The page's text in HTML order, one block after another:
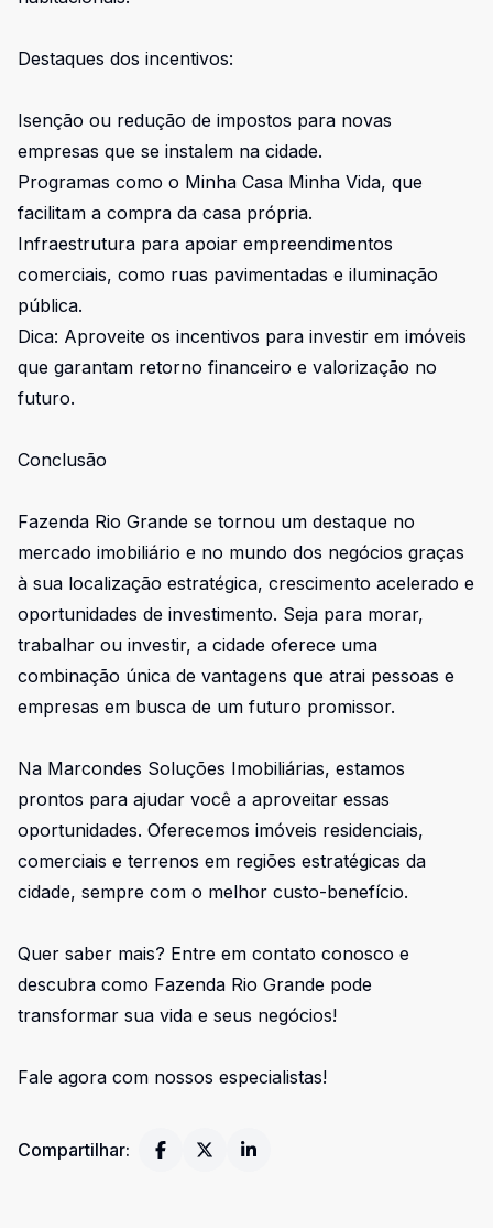
Destaques dos incentivos:
Isenção ou redução de impostos para novas
empresas que se instalem na cidade.
Programas como o Minha Casa Minha Vida, que
facilitam a compra da casa própria.
Infraestrutura para apoiar empreendimentos
comerciais, como ruas pavimentadas e iluminação
pública.
Dica: Aproveite os incentivos para investir em imóveis
que garantam retorno financeiro e valorização no
futuro.
Conclusão
Fazenda Rio Grande se tornou um destaque no
mercado imobiliário e no mundo dos negócios graças
à sua localização estratégica, crescimento acelerado e
oportunidades de investimento. Seja para morar,
trabalhar ou investir, a cidade oferece uma
combinação única de vantagens que atrai pessoas e
empresas em busca de um futuro promissor.
Na Marcondes Soluções Imobiliárias, estamos
prontos para ajudar você a aproveitar essas
oportunidades. Oferecemos imóveis residenciais,
comerciais e terrenos em regiões estratégicas da
cidade, sempre com o melhor custo-benefício.
Quer saber mais? Entre em contato conosco e
descubra como Fazenda Rio Grande pode
transformar sua vida e seus negócios!
Fale agora com nossos especialistas!
Compartilhar: